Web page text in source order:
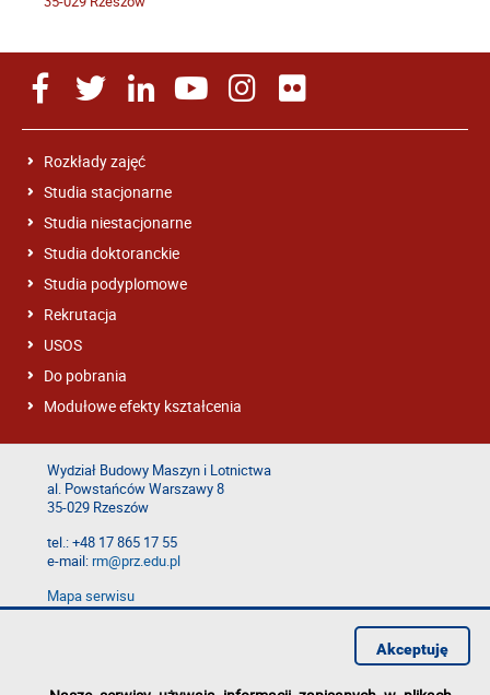
Rozkłady zajęć
Studia stacjonarne
Studia niestacjonarne
Studia doktoranckie
Studia podyplomowe
Rekrutacja
USOS
Do pobrania
Modułowe efekty kształcenia
Wydział Budowy Maszyn i Lotnictwa
al. Powstańców Warszawy 8
35-029 Rzeszów
tel.: +48 17 865 17 55
e-mail:rm@prz.edu.pl
Mapa serwisu
Deklaracja dostępności
Akceptuję